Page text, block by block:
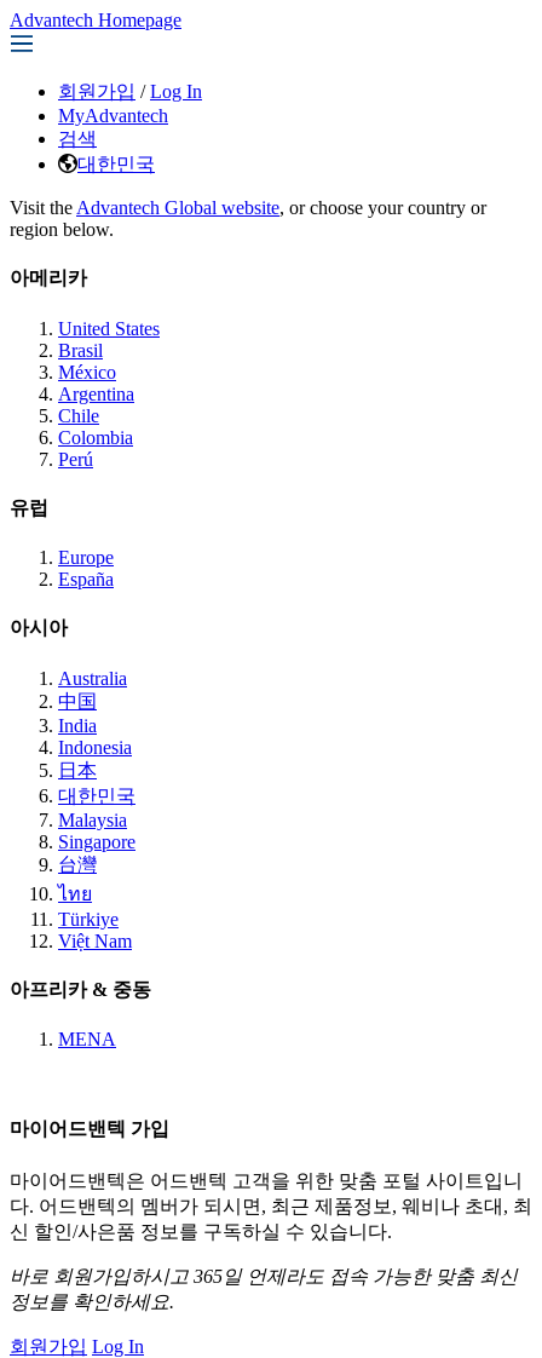
Advantech Homepage
회원가입 / Log In
MyAdvantech
검색
대한민국
Visit the Advantech Global website, or choose your country or
region below.
아메리카
United States
Brasil
México
Argentina
Chile
Colombia
Perú
유럽
Europe
España
아시아
Australia
中国
India
Indonesia
日本
대한민국
Malaysia
Singapore
台灣
ไทย
Türkiye
Việt Nam
아프리카 & 중동
MENA
마이어드밴텍 가입
마이어드밴텍은 어드밴텍 고객을 위한 맞춤 포털 사이트입니
다. 어드밴텍의 멤버가 되시면, 최근 제품정보, 웨비나 초대, 최
신 할인/사은품 정보를 구독하실 수 있습니다.
바로 회원가입하시고 365일 언제라도 접속 가능한 맞춤 최신
정보를 확인하세요.
회원가입 Log In